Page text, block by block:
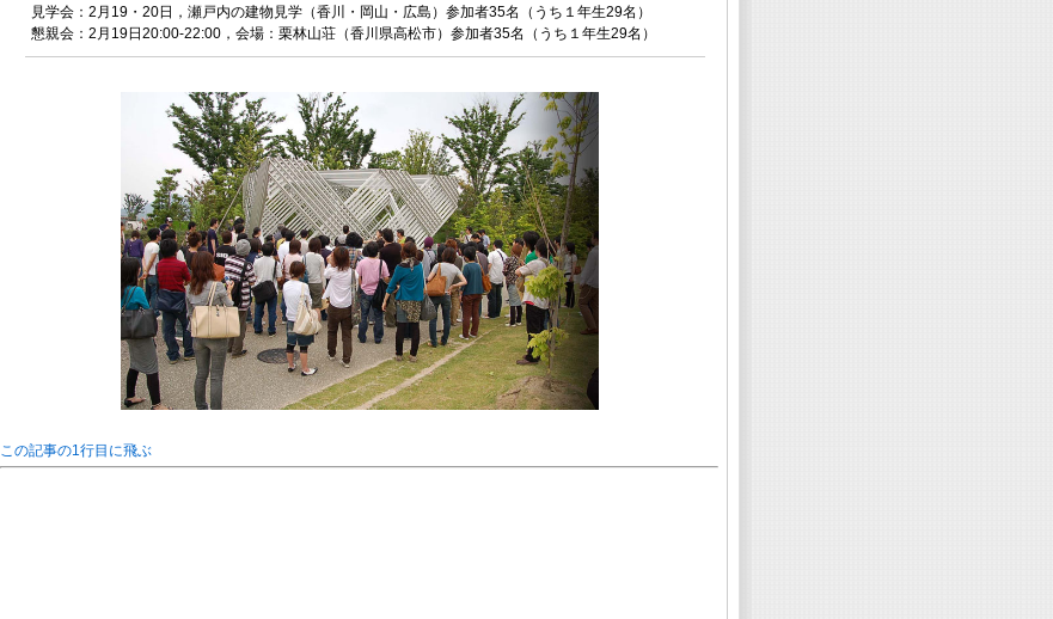
見学会：2月19・20日，瀬戸内の建物見学（香川・岡山・広島）参加者35名（うち１年生29名）
懇親会：2月19日20:00-22:00，会場：栗林山荘（香川県高松市）参加者35名（うち１年生29名）
この記事の1行目に飛ぶ